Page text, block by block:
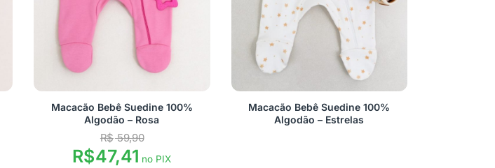
Macacão Bebê Suedine 100%
Algodão – Rosa
R$59,90
R$47,41 no PIX
Macacão Bebê Suedine 100%
Algodão – Estrelas